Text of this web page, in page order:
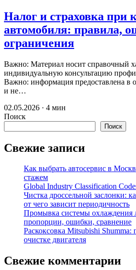
Налог и страховка при
автомобиля: правила,
ограничения
Важно: Материал носит справочный
индивидуальную консультацию
Важно: информация предоставлена в
и не…
02.05.2026 · 4 мин
Поиск
Поиск
Свежие записи
Как выбрать автосервис в
стажем
Global Industry Classification
Чистка дроссельной заслонки:
от чего зависит периодичность
Промывка системы охлаждения
пропорции, ошибки, сравнение
Раскоксовка Mitsubishi Shumma:
очистке двигателя
Свежие комментарии